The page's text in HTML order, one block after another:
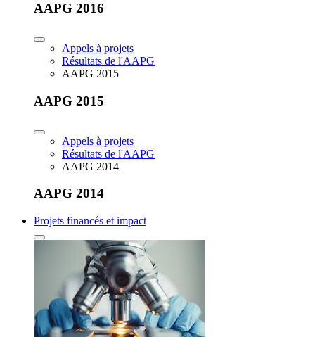
AAPG 2016
Appels à projets
Résultats de l'AAPG
AAPG 2015
AAPG 2015
Appels à projets
Résultats de l'AAPG
AAPG 2014
AAPG 2014
Projets financés et impact